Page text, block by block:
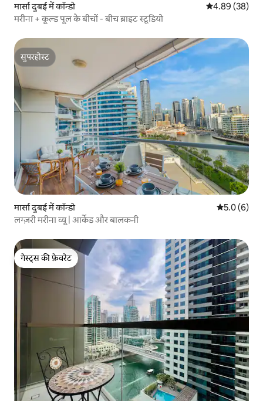
मार्सा दुबई में कॉन्डो औसत रेटिंग 5 में
4.89 (38)
मरीना + कूल्ड पूल के बीचों - बीच ब्राइट स्टूडियो
सुपरहोस्ट
सुपरहोस्ट
मार्सा दुबई में कॉन्डो औसत रेटिंग 5
5.0 (6)
लग्ज़री मरीना व्यू | आर्केड और बालकनी
गेस्ट्स की फ़ेवरेट
गेस्ट्स की फ़ेवरेट